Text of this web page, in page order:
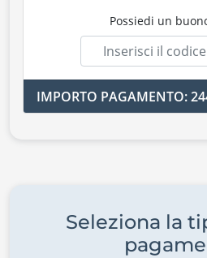
Possiedi un
IMPORTO PAGAMENTO:
Seleziona la